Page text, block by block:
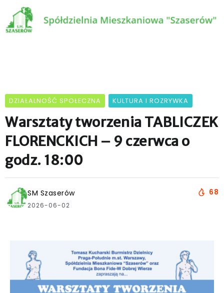
DZIAŁALNOŚĆ SPOŁECZNA KULTURA I ROZRYWKA
Warsztaty tworzenia TABLICZEK
FLORENCKICH – 9 czerwca o
godz. 18:00
SM Szaserów
2026-06-02
68